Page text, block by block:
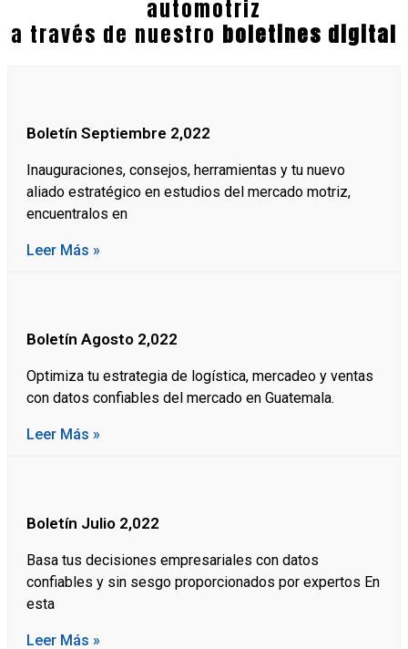
automotriz
a través de nuestro boletines digital
Boletín Septiembre 2,022
Inauguraciones, consejos, herramientas y tu nuevo
aliado estratégico en estudios del mercado motriz,
encuentralos en
Leer Más »
Boletín Agosto 2,022
Optimiza tu estrategia de logística, mercadeo y ventas
con datos confiables del mercado en Guatemala.
Leer Más »
Boletín Julio 2,022
Basa tus decisiones empresariales con datos
confiables y sin sesgo proporcionados por expertos En
esta
Leer Más »